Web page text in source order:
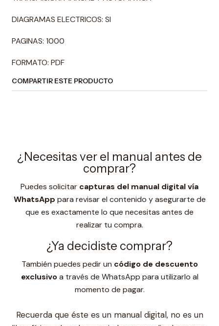
DIAGRAMAS ELECTRICOS: SI
PAGINAS: 1000
FORMATO: PDF
COMPARTIR ESTE PRODUCTO
¿Necesitas ver el manual antes de
comprar?
Puedes solicitar capturas del manual digital vía
WhatsApp para revisar el contenido y asegurarte de
que es exactamente lo que necesitas antes de
realizar tu compra.
¿Ya decidiste comprar?
También puedes pedir un código de descuento
exclusivoa través de WhatsApp para utilizarlo al
momento de pagar.
Recuerda que éste es un manual digital, no es un